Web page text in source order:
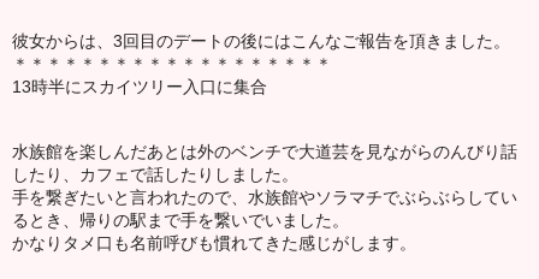
彼女からは、3回目のデートの後にはこんなご報告を頂きました。
＊＊＊＊＊＊＊＊＊＊＊＊＊＊＊＊＊＊＊
13時半にスカイツリー入口に集合
水族館を楽しんだあとは外のベンチで大道芸を見ながらのんびり話
したり、カフェで話したりしました。
手を繋ぎたいと言われたので、水族館やソラマチでぶらぶらしてい
るとき、帰りの駅まで手を繋いでいました。
かなりタメ口も名前呼びも慣れてきた感じがします。